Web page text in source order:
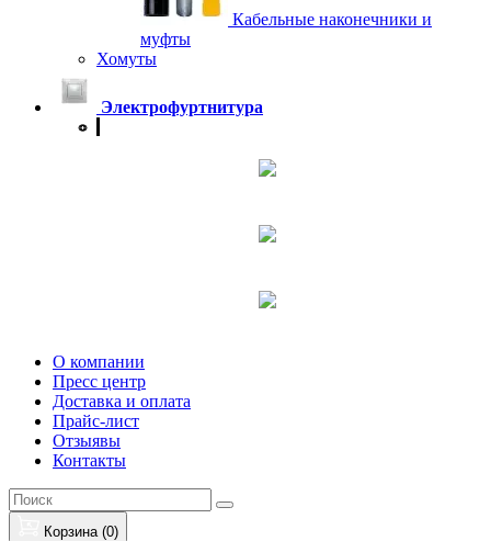
Кабельные наконечники и
муфты
Хомуты
Электрофуртнитура
О компании
Пресс центр
Доставка и оплата
Прайс-лист
Отзыявы
Контакты
Корзина (0)